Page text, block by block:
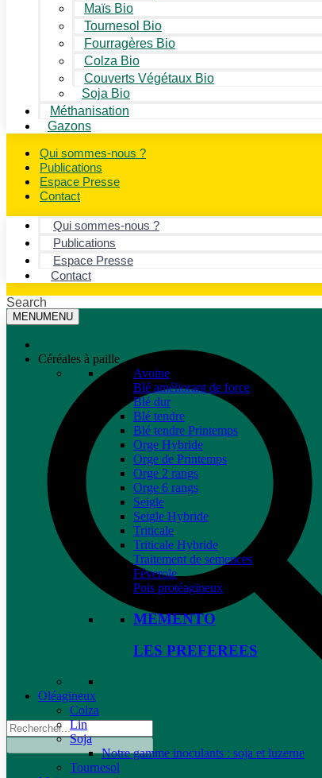
Maïs Bio
Tournesol Bio
Fourragères Bio
Colza Bio
Couverts Végétaux Bio
Soja Bio
Méthanisation
Gazons
Qui sommes-nous ?
Publications
Espace Presse
Contact
Qui sommes-nous ?
Publications
Espace Presse
Contact
Search
MENUMENU
Céréales à paille
Avoine
Blé améliorant de force
Blé dur
Blé tendre
Blé tendre Printemps
Orge Hybride
Orge de Printemps
Orge 2 rangs
Orge 6 rangs
Seigle
Seigle Hybride
Triticale
Triticale Hybride
Traitement de semences
Féverole
Pois protéagineux
MEMENTO
LES PREFEREES
Oléagineux
Colza
Lin
Soja
Notre gamme inoculants : soja et luzerne
Tournesol